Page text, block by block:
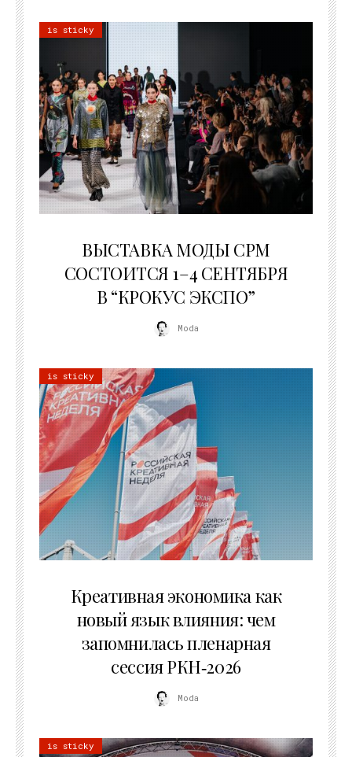
is sticky
ВЫСТАВКА МОДЫ CPM
СОСТОИТСЯ 1–4 СЕНТЯБРЯ
В “КРОКУС ЭКСПО”
Moda
is sticky
Креативная экономика как
новый язык влияния: чем
запомнилась пленарная
сессия РКН‑2026
Moda
is sticky